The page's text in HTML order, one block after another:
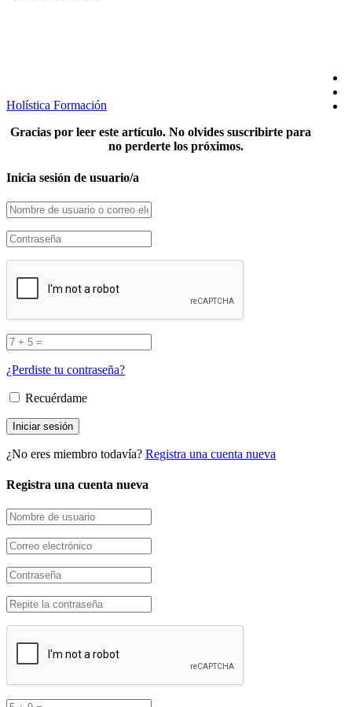
Holística Formación
Gracias por leer este artículo. No olvides suscribirte para
no perderte los próximos.
Inicia sesión de usuario/a
¿Perdiste tu contraseña?
Recuérdame
¿No eres miembro todavía? Registra una cuenta nueva
Registra una cuenta nueva